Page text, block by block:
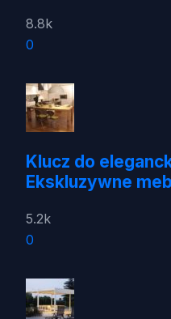
8.8k
0
Klucz do
Ekskluzywne
5.2k
0